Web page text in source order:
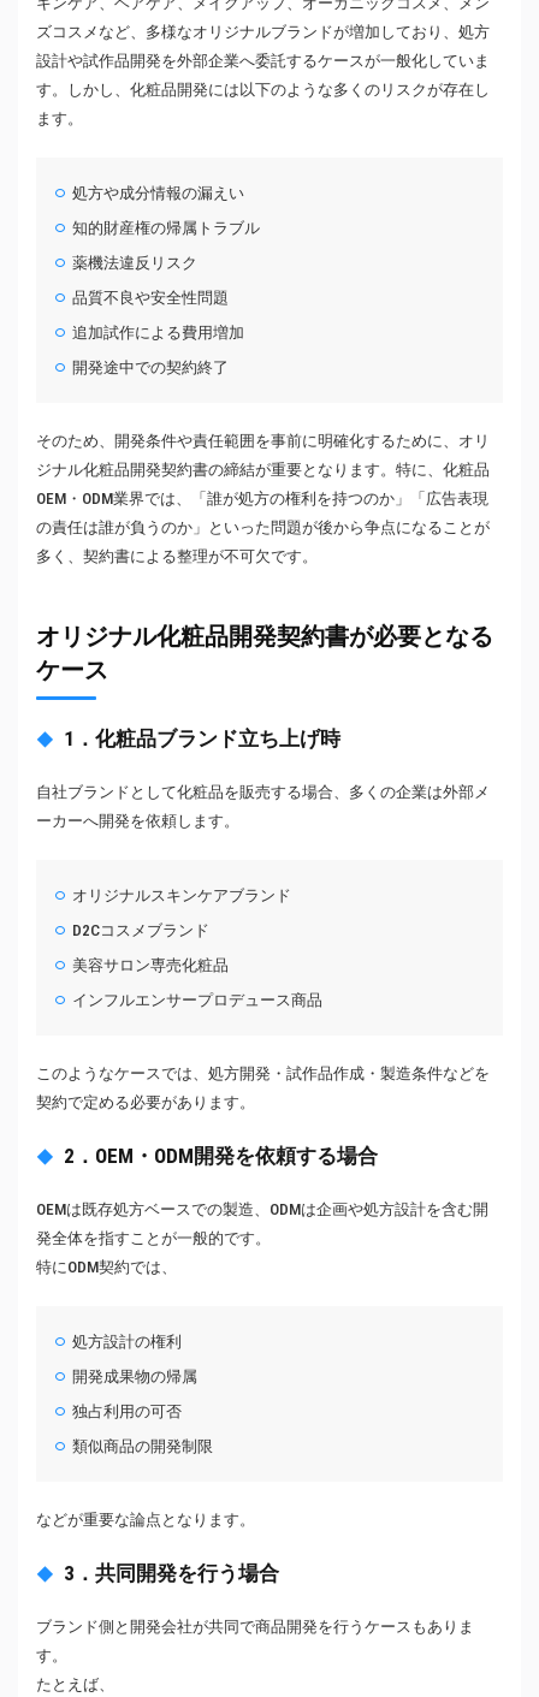
ズコスメなど、多様なオリジナルブランドが増加しており、処方
設計や試作品開発を外部企業へ委託するケースが一般化していま
す。しかし、化粧品開発には以下のような多くのリスクが存在し
ます。
処方や成分情報の漏えい
知的財産権の帰属トラブル
薬機法違反リスク
品質不良や安全性問題
追加試作による費用増加
開発途中での契約終了
そのため、開発条件や責任範囲を事前に明確化するために、オリ
ジナル化粧品開発契約書の締結が重要となります。特に、化粧品
OEM・ODM業界では、「誰が処方の権利を持つのか」「広告表現
の責任は誰が負うのか」といった問題が後から争点になることが
多く、契約書による整理が不可欠です。
オリジナル化粧品開発契約書が必要となる
ケース
1．化粧品ブランド立ち上げ時
自社ブランドとして化粧品を販売する場合、多くの企業は外部メ
ーカーへ開発を依頼します。
オリジナルスキンケアブランド
D2Cコスメブランド
美容サロン専売化粧品
インフルエンサープロデュース商品
このようなケースでは、処方開発・試作品作成・製造条件などを
契約で定める必要があります。
2．OEM・ODM開発を依頼する場合
OEMは既存処方ベースでの製造、ODMは企画や処方設計を含む開
発全体を指すことが一般的です。
特にODM契約では、
処方設計の権利
開発成果物の帰属
独占利用の可否
類似商品の開発制限
などが重要な論点となります。
3．共同開発を行う場合
ブランド側と開発会社が共同で商品開発を行うケースもありま
す。
たとえば、